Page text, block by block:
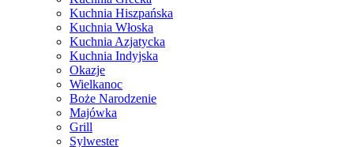
Kuchnia Hiszpańska
Kuchnia Włoska
Kuchnia Azjatycka
Kuchnia Indyjska
Okazje
Wielkanoc
Boże Narodzenie
Majówka
Grill
Sylwester